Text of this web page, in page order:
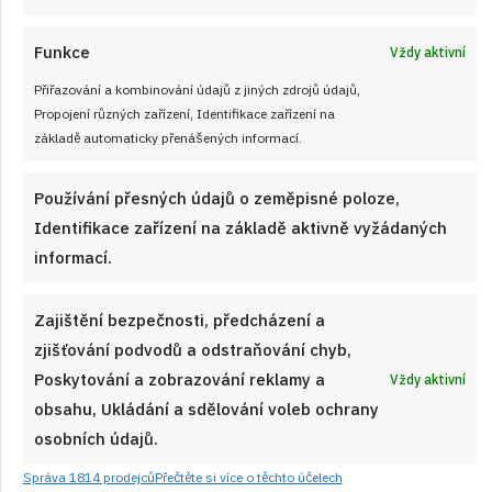
Funkce Vždy aktivní
Přiřazování a kombinování údajů z jiných zdrojů údajů,
Propojení různých zařízení, Identifikace zařízení na
základě automaticky přenášených informací.
Používání přesných údajů o zeměpisné poloze,
Identifikace zařízení na základě aktivně vyžádaných
informací.
Zajištění bezpečnosti, předcházení a
zjišťování podvodů a odstraňování chyb,
Poskytování a zobrazování reklamy a
obsahu, Ukládání a sdělování voleb ochrany
osobních údajů.
Vždy aktivní
Správa 1814 prodejcůPřečtěte si více o těchto účelech
Staročeská selská mísa z jednoho
pekáče: Poctivé jídlo, které spojí maso,
odVLASTA SIKOROVÁ 10. 8. 2026 HLAVNÍ JÍDLA